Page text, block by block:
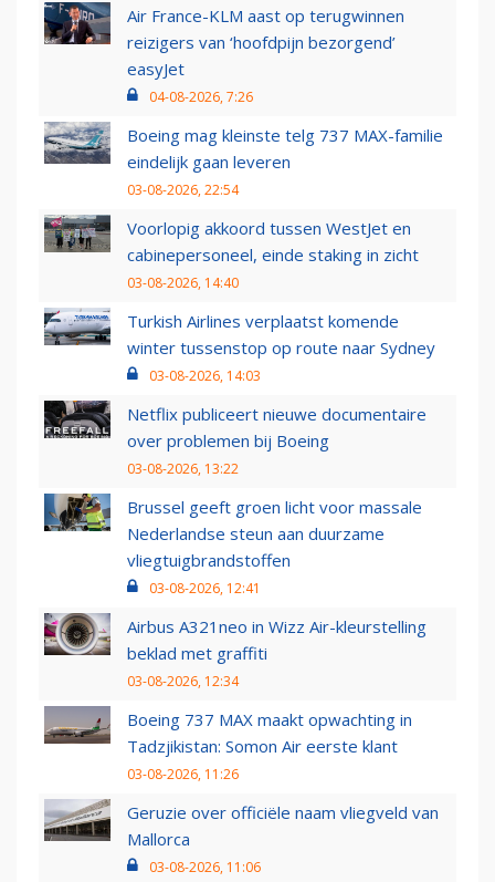
Air France-KLM aast op terugwinnen
reizigers van ‘hoofdpijn bezorgend’
easyJet
04-08-2026, 7:26
Boeing mag kleinste telg 737 MAX-familie
eindelijk gaan leveren
03-08-2026, 22:54
Voorlopig akkoord tussen WestJet en
cabinepersoneel, einde staking in zicht
03-08-2026, 14:40
Turkish Airlines verplaatst komende
winter tussenstop op route naar Sydney
03-08-2026, 14:03
Netflix publiceert nieuwe documentaire
over problemen bij Boeing
03-08-2026, 13:22
Brussel geeft groen licht voor massale
Nederlandse steun aan duurzame
vliegtuigbrandstoffen
03-08-2026, 12:41
Airbus A321neo in Wizz Air-kleurstelling
beklad met graffiti
03-08-2026, 12:34
Boeing 737 MAX maakt opwachting in
Tadzjikistan: Somon Air eerste klant
03-08-2026, 11:26
Geruzie over officiële naam vliegveld van
Mallorca
03-08-2026, 11:06